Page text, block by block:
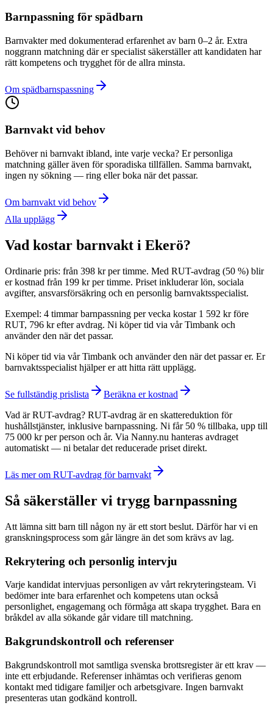
Barnpassning för spädbarn
Barnvakter med dokumenterad erfarenhet av barn 0–2 år. Extra
noggrann matchning där er specialist säkerställer att kandidaten har
rätt kompetens och trygghet för de allra minsta.
Om spädbarnspassning
Barnvakt vid behov
Behöver ni barnvakt ibland, inte varje vecka? Er personliga
matchning gäller även för sporadiska tillfällen. Samma barnvakt,
ingen ny sökning — ring eller boka när det passar.
Om barnvakt vid behov
Alla upplägg
Vad kostar barnvakt i Ekerö?
Ordinarie pris: från 398 kr per timme. Med RUT-avdrag (50 %) blir
er kostnad från 199 kr per timme. Priset inkluderar lön, sociala
avgifter, ansvarsförsäkring och en personlig barnvaktsspecialist.
Exempel: 4 timmar barnpassning per vecka kostar 1 592 kr före
RUT, 796 kr efter avdrag. Ni köper tid via vår Timbank och
använder den när det passar.
Ni köper tid via vår Timbank och använder den när det passar er. Er
barnvaktsspecialist hjälper er att hitta rätt upplägg.
Se fullständig prislista
Beräkna er kostnad
Vad är RUT-avdrag? RUT-avdrag är en skattereduktion för
hushållstjänster, inklusive barnpassning. Ni får 50 % tillbaka, upp till
75 000 kr per person och år. Via Nanny.nu hanteras avdraget
automatiskt — ni betalar det reducerade priset direkt.
Läs mer om RUT-avdrag för barnvakt
Så säkerställer vi trygg barnpassning
Att lämna sitt barn till någon ny är ett stort beslut. Därför har vi en
granskningsprocess som går längre än det som krävs av lag.
Rekrytering och personlig intervju
Varje kandidat intervjuas personligen av vårt rekryteringsteam. Vi
bedömer inte bara erfarenhet och kompetens utan också
personlighet, engagemang och förmåga att skapa trygghet. Bara en
bråkdel av alla sökande går vidare till matchning.
Bakgrundskontroll och referenser
Bakgrundskontroll mot samtliga svenska brottsregister är ett krav —
inte ett erbjudande. Referenser inhämtas och verifieras genom
kontakt med tidigare familjer och arbetsgivare. Ingen barnvakt
presenteras utan godkänd kontroll.